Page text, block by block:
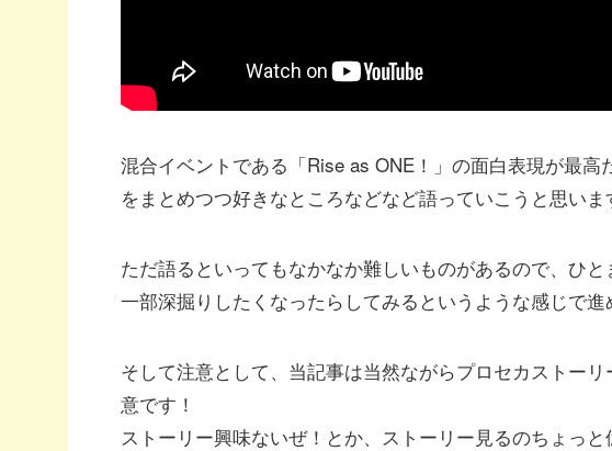
混合イベントである「Rise as ONE！」の面白表現が最
をまとめつつ好きなところなどなど語っていこうと思いま
ただ語るといってもなかなか難しいものがあるので、ひ
一部深掘りしたくなったらしてみるというような感じで進
そして注意として、当記事は当然ながらプロセカストー
意です！
ストーリー興味ないぜ！とか、ストーリー見るのちょっ